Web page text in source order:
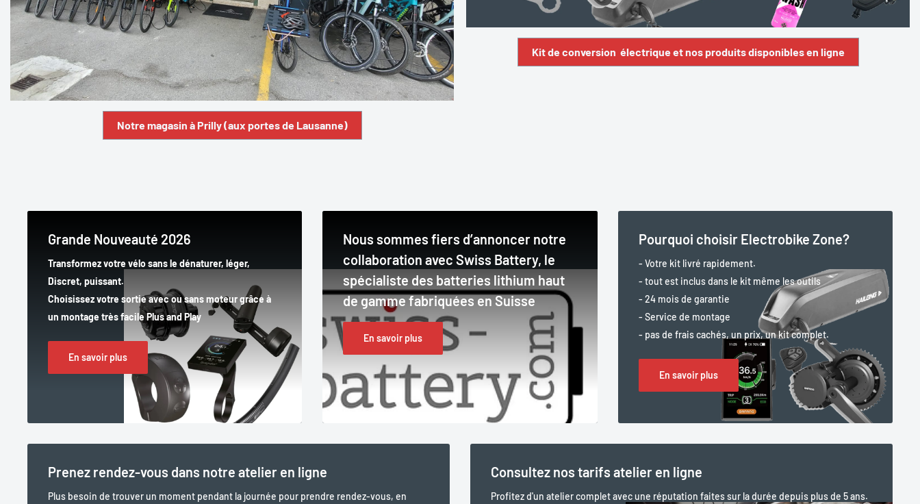
Notre magasin à Prilly (aux portes de Lausanne)
Kit de conversion électrique et nos produits disponibles en ligne
Grande Nouveauté 2026
Transformez votre vélo sans le dénaturer, léger,
Discret, puissant.
Choisissez votre sortie avec ou sans moteur grâce à
un montage très facile Plus and Play
En savoir plus
Nous sommes fiers d’annoncer notre
collaboration avec Swiss Battery, le
spécialiste des batteries lithium haut
de gamme fabriquées en Suisse
En savoir plus
Pourquoi choisir Electrobike Zone?
- Votre kit livré rapidement.
- tout est inclus dans le kit même les outils
- 24 mois de garantie
- Service de montage
- pas de frais cachés, un prix, un kit complet.
En savoir plus
Prenez rendez-vous dans notre atelier en ligne
Plus besoin de trouver un moment pendant la journée pour prendre rendez-vous, en
Consultez nos tarifs atelier en ligne
Profitez d'un atelier complet avec une réputation faites sur la durée depuis plus de 5 ans.